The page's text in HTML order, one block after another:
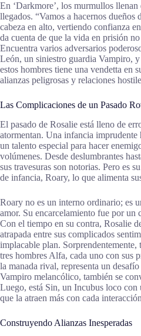
En ‘Darkmore’, los murmullos
llegados. “Vamos a hacernos dueños
cabeza en alto, vertiendo confianza
da cuenta de que la vida en prisión
Encuentra varios adversarios
León, un siniestro guardia Vampiro,
estos hombres tiene una vendetta en
alianzas peligrosas y relaciones
Las Complicaciones de un Pasado
El pasado de Rosalie está lleno de
atormentan. Una infancia
un talento especial para hacer
volúmenes. Desde deslumbrantes
sus travesuras son notorias. Pero es
de infancia, Roary, lo que alimenta
Roary no es un interno ordinario; es
amor. Su encarcelamiento fue por un
Con el tiempo en su contra, Rosalie
atrapada entre sus complicados
implacable plan. Sorprendentemente,
tres hombres Alfa, cada uno con sus
la manada rival, representa un
Vampiro melancólico, también se
Luego, está Sin, un Incubus loco con
que la atraen más con cada
Construyendo Alianzas Inesperadas